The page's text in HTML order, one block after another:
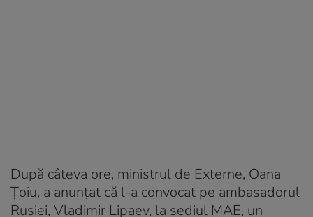
După câteva ore, ministrul de Externe, Oana
Țoiu, a anunțat că l-a convocat pe ambasadorul
Rusiei, Vladimir Lipaev, la sediul MAE, un